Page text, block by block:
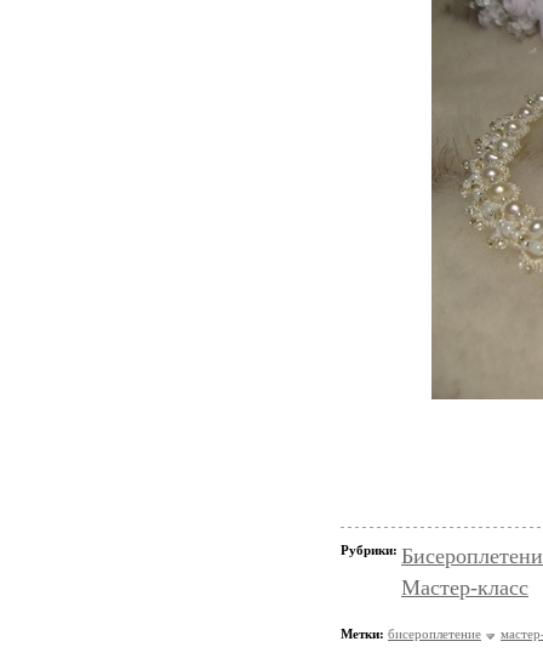
Рубрики:
Мастер-класс
Метки: бисероплетение